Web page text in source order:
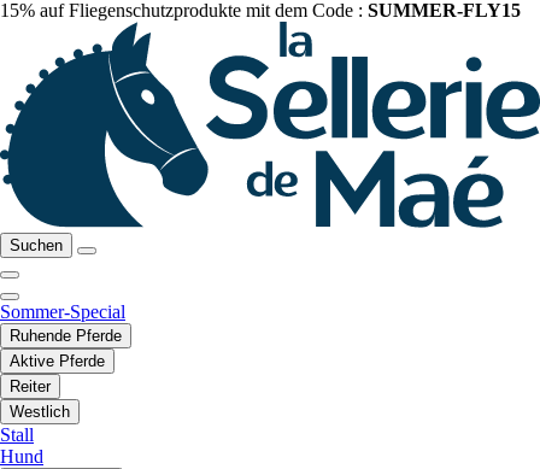
15% auf Fliegenschutzprodukte mit dem Code : SUMMER-FLY15
Suchen
Sommer-Special
Ruhende Pferde
Aktive Pferde
Reiter
Westlich
Stall
Hund